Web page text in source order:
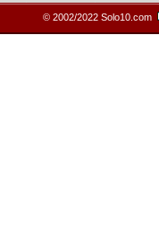
© 2002/2022 Solo10.com